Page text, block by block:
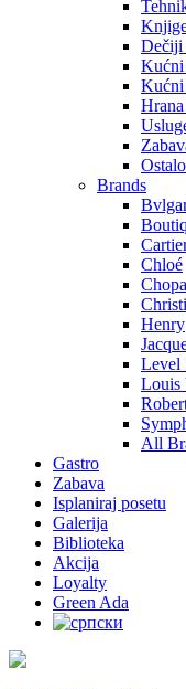
Dečiji
Kućni
Ostalo
Brands
Chloé
Henry
Level
Louis
All
Gastro
Zabava
Isplaniraj posetu
Galerija
Biblioteka
Akcija
Loyalty
Green Ada